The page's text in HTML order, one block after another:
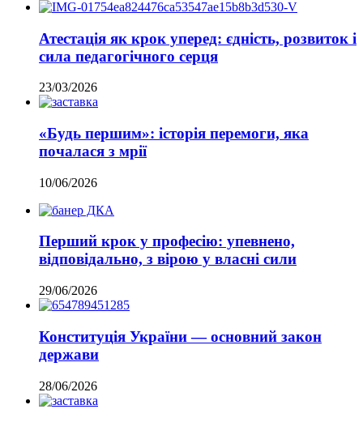
Атестація як крок уперед: єдність, розвиток і
сила педагогічного серця
23/03/2026
«Будь першим»: історія перемоги, яка
почалася з мрії
10/06/2026
Перший крок у професію: упевнено,
відповідально, з вірою у власні сили
29/06/2026
Конституція України — основний закон
держави
28/06/2026